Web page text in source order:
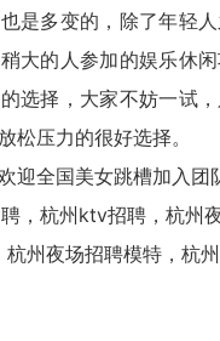
是多变的，除了年轻
大的人参加的娱乐休
选择，大家不妨一试
松压力的很好选择。
迎全国美女跳槽加入团
，杭州ktv招聘，杭州
州夜场招聘模特，杭